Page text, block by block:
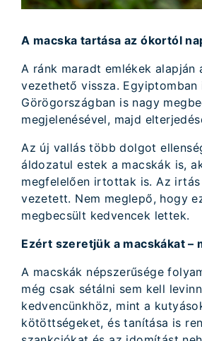
A macska tartása az ókortól
A ránk maradt emlékek
vezethető vissza.
Görögországban is nagy
megjelenésével, majd
Az új vallás több dolgot
áldozatul estek a macskák is,
megfelelően irtottak is. Az
vezetett. Nem meglepő, hogy
megbecsült kedvencek lettek.
Ezért szeretjük a macskákat –
A macskák népszerűsége
még csak sétálni sem kell
kedvencünkhöz, mint a
kötöttségeket, és tanítása is